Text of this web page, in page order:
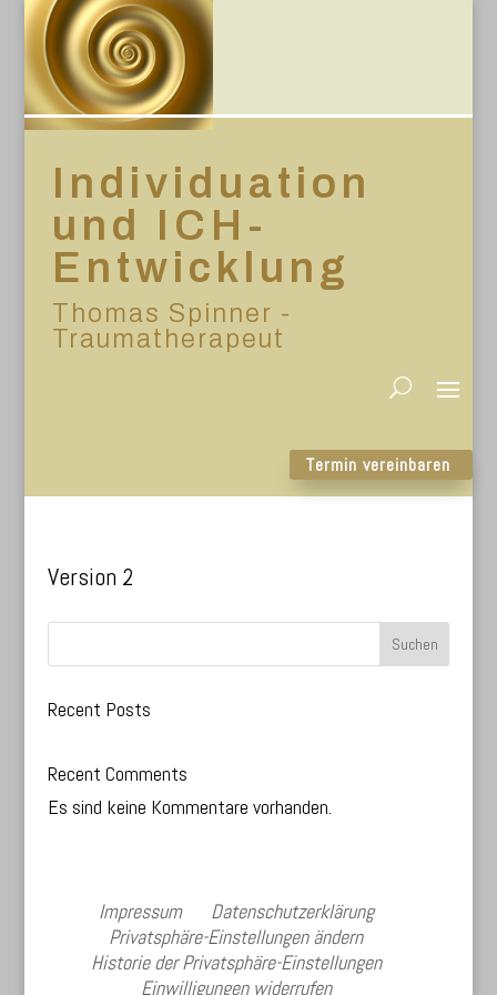
Individuation
und ICH-
Entwicklung
Thomas Spinner -
Traumatherapeut
Termin vereinbaren
Version 2
Suchen
Recent Posts
Recent Comments
Es sind keine Kommentare vorhanden.
Impressum
Datenschutzerklärung
Privatsphäre-Einstellungen ändern
Historie der Privatsphäre-Einstellungen
Einwilligungen widerrufen